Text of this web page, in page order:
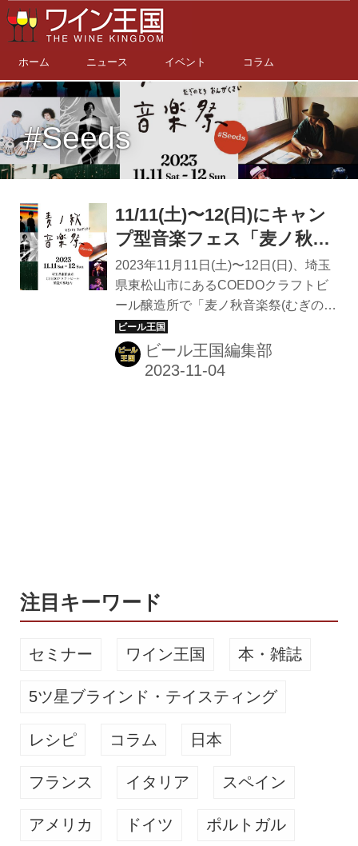
ホーム ニュース イベント コラム
#Seeds
11/11(土)〜12(日)にキャン
プ型音楽フェス「麦ノ秋音
楽祭 2023 #Seeds」が開
催！
2023年11月11日(土)〜12日(日)、埼玉
県東松山市にあるCOEDOクラフトビ
ール醸造所で「麦ノ秋音楽祭(むぎのと
きおんがくさい) 2023 #Seeds」が開
催される。 麦ノ秋音楽祭は、豊かな自
然の中でクラフトビールを味わいなが
ビール王国編集部
注目キーワード
セミナー ワイン王国 本・雑誌
5ツ星ブラインド・テイスティング
レシピ コラム 日本
フランス イタリア スペイン
アメリカ ドイツ ポルトガル